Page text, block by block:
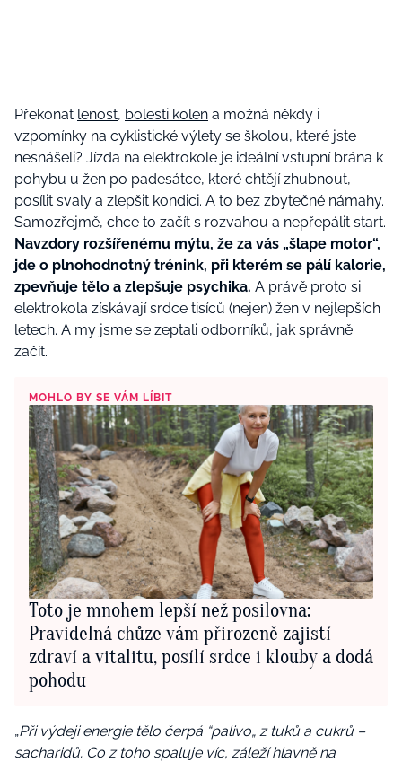
Překonat lenost, bolesti kolen a možná někdy i
vzpomínky na cyklistické výlety se školou, které jste
nesnášeli? Jízda na elektrokole je ideální vstupní brána k
pohybu u žen po padesátce, které chtějí zhubnout,
posílit svaly a zlepšit kondici. A to bez zbytečné námahy.
Samozřejmě, chce to začít s rozvahou a nepřepálit start.
Navzdory rozšířenému mýtu, že za vás „šlape motor“,
jde o plnohodnotný trénink, při kterém se pálí kalorie,
zpevňuje tělo a zlepšuje psychika. A právě proto si
elektrokola získávají srdce tisíců (nejen) žen v nejlepších
letech. A my jsme se zeptali odborníků, jak správně
začít.
MOHLO BY SE VÁM LÍBIT
Toto je mnohem lepší než posilovna:
Pravidelná chůze vám přirozeně zajistí
zdraví a vitalitu, posílí srdce i klouby a dodá
pohodu
„Při výdeji energie tělo čerpá “palivo„ z tuků a cukrů –
sacharidů. Co z toho spaluje víc, záleží hlavně na